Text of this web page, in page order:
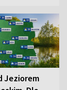
Jeziorem